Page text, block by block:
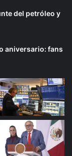
del petróleo y
aniversario: fans